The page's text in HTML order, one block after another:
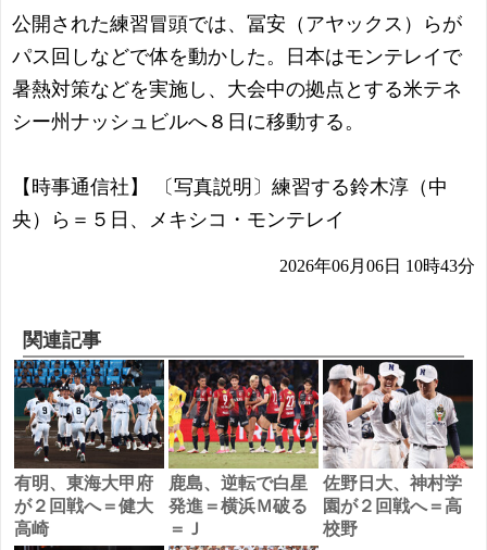
公開された練習冒頭では、冨安（アヤックス）らが
パス回しなどで体を動かした。日本はモンテレイで
暑熱対策などを実施し、大会中の拠点とする米テネ
シー州ナッシュビルへ８日に移動する。
【時事通信社】 〔写真説明〕練習する鈴木淳（中
央）ら＝５日、メキシコ・モンテレイ
2026年06月06日 10時43分
関連記事
有明、東海大甲府
が２回戦へ＝健大
高崎
鹿島、逆転で白星
発進＝横浜Ｍ破る
＝Ｊ
佐野日大、神村学
園が２回戦へ＝高
校野